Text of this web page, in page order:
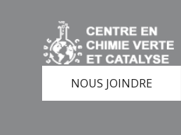
NOUS JOINDRE